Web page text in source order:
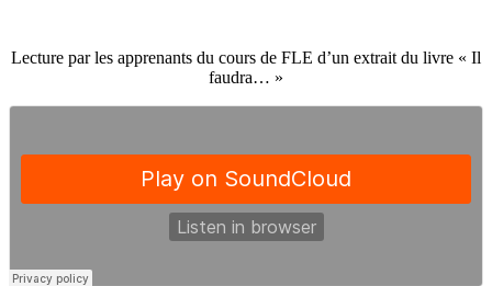
Lecture par les apprenants du cours de FLE d’un extrait du livre « Il
faudra… »